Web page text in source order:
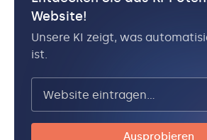
Website!
Unsere KI zeigt, was
ist.